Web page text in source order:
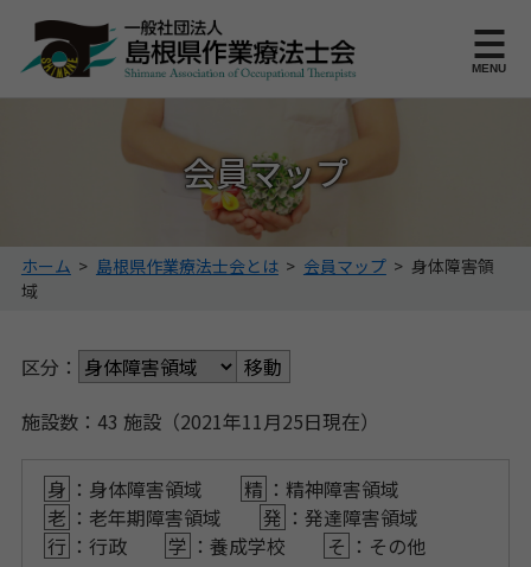
このページの本文へ
MENU
会員マップ
こ
の
ジ
位
ホーム > 島根県作業療法士会とは > 会員マップ > 身体障害領
域
区分：
施設数：43 施設（2021年11月25日現在）
身 ：身体障害領域 精 ：精神障害領域
老 ：老年期障害領域 発 ：発達障害領域
行 ：行政 学 ：養成学校 そ ：その他